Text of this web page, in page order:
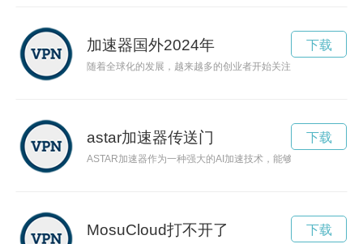
加速器国外2024年
随着全球化的发展，越来越多的创业者开始关注国外的加速器
下载
astar加速器传送门
ASTAR加速器作为一种强大的AI加速技术，能够显著提高AI计
下载
MosuCloud打不开了 下载